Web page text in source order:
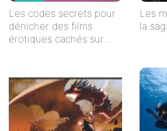
Les codes secrets pour
dénicher des films
érotiques cachés sur
Les
la